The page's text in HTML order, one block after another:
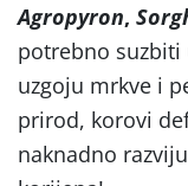
Agropyron,
potrebno
uzgoju mrkve i
prirod, korovi
naknadno